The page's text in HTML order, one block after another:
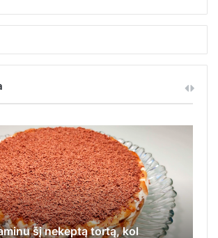
o ji, nemokėdama